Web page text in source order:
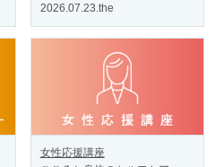
2026.07.23.the
女性応援講座